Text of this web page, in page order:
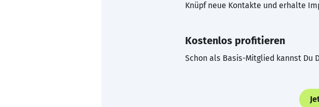
Knüpf neue Kontakte und erhalte
Kostenlos profitieren
Schon als Basis-Mitglied kannst Du